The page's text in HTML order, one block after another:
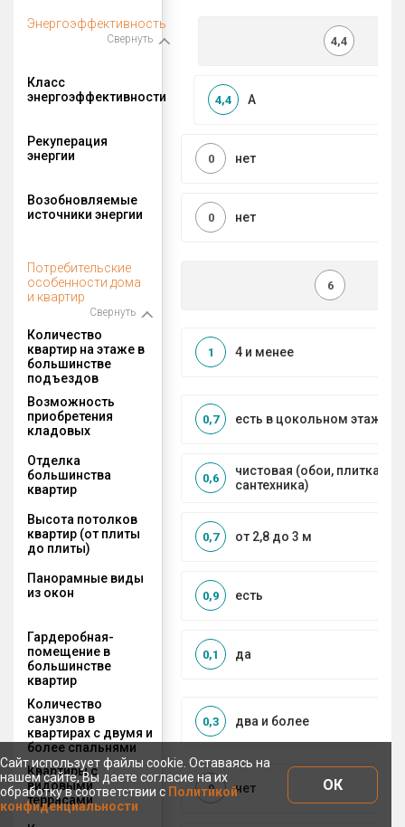
Энергоэффективность
Свернуть 4,4
Класс
энергоэффективности
A
4,4
Рекуперация
энергии
нет
0
Возобновляемые
источники энергии
нет
0
Потребительские
особенности дома
и квартир
Свернуть
6
Количество
квартир на этаже в
большинстве
подъездов
4 и менее
1
Возможность
приобретения
кладовых
есть в цокольном этаже
0,7
Отделка
большинства
квартир
чистовая (обои, плитка,
сантехника)
0,6
Высота потолков
квартир (от плиты
до плиты)
от 2,8 до 3 м
0,7
Панорамные виды
из окон
есть
0,9
Гардеробная-
помещение в
большинстве
квартир
да
0,1
Количество
санузлов в
квартирах с двумя и
более спальнями
два и более
0,3
Квартиры с
видовыми
террасами
нет
0
Сайт использует файлы cookie. Оставаясь на
нашем сайте, Вы даете согласие на их
обработку в соответствии с Политикой
конфиденциальности
ОК